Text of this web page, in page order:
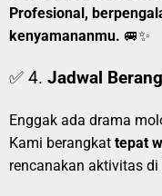
Profesional,
kenyamananmu. 🚐✨
✅ 4. Jadwal
Enggak ada drama
Kami berangkat tepat
rencanakan aktivitas